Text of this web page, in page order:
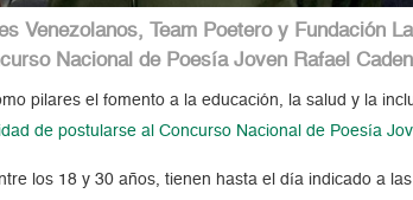
Venezolanos, Team Poetero y Fundación
Nacional de Poesía Joven Rafael
pilares el fomento a la educación, la salud y la
de postularse al Concurso Nacional de Poesía
los 18 y 30 años, tienen hasta el día indicado a